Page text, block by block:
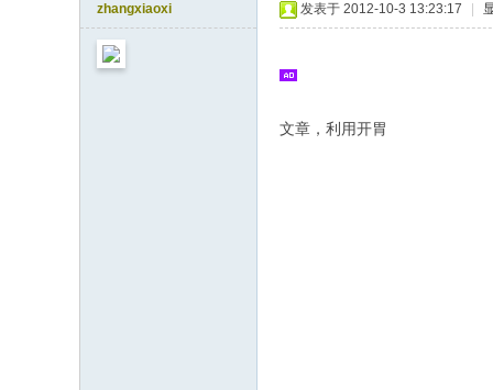
zhangxiaoxi 发表于 2012-10-3 13:23:17
文章，利用开胃